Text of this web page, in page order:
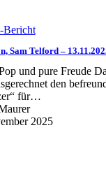
Bericht
Sam Telford –
und pure Freude
den
für…
2025